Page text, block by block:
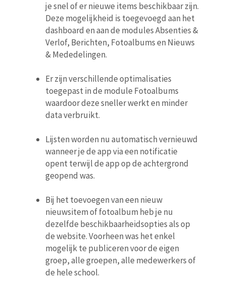
je snel of er nieuwe items beschikbaar zijn.
Deze mogelijkheid is toegevoegd aan het
dashboard en aan de modules Absenties &
Verlof, Berichten, Fotoalbums en Nieuws
& Mededelingen.
Er zijn verschillende optimalisaties
toegepast in de module Fotoalbums
waardoor deze sneller werkt en minder
data verbruikt.
Lijsten worden nu automatisch vernieuwd
wanneer je de app via een notificatie
opent terwijl de app op de achtergrond
geopend was.
Bij het toevoegen van een nieuw
nieuwsitem of fotoalbum heb je nu
dezelfde beschikbaarheidsopties als op
de website. Voorheen was het enkel
mogelijk te publiceren voor de eigen
groep, alle groepen, alle medewerkers of
de hele school.